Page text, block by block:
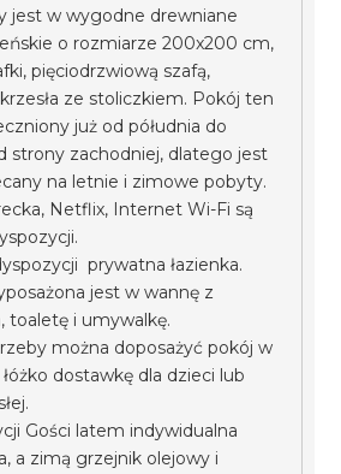
jest w wygodne drewniane
o rozmiarze 200x200 cm,
pięciodrzwiową szafą,
ze stoliczkiem. Pokój ten
już od półudnia do
strony zachodniej, dlatego jest
na letnie i zimowe pobyty.
Netflix, Internet Wi-Fi są
prywatna łazienka.
jest w wannę z
toaletę i umywalkę.
można doposażyć pokój w
dostawkę dla dzieci lub
Gości latem indywidualna
a zimą grzejnik olejowy i